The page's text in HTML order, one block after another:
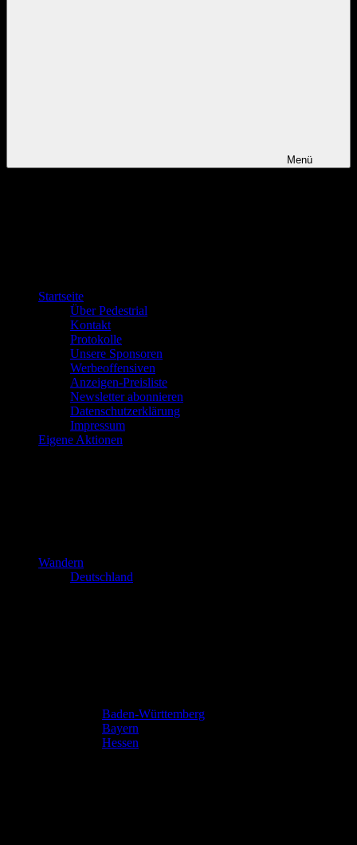
Menü
Startseite
Über Pedestrial
Kontakt
Protokolle
Unsere Sponsoren
Werbeoffensiven
Anzeigen-Preisliste
Newsletter abonnieren
Datenschutzerklärung
Impressum
Eigene Aktionen
Wandern
Deutschland
Baden-Württemberg
Bayern
Hessen